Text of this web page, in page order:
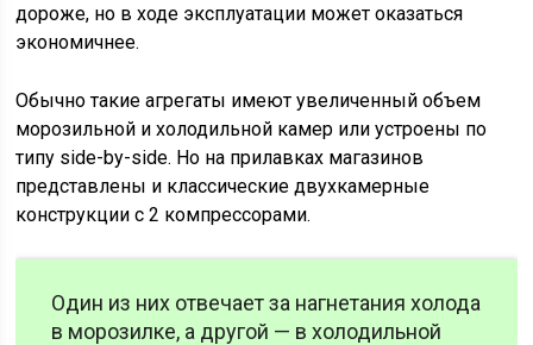
дороже, но в ходе эксплуатации может оказаться
экономичнее.
Обычно такие агрегаты имеют увеличенный объем
морозильной и холодильной камер или устроены по
типу side-by-side. Но на прилавках магазинов
представлены и классические двухкамерные
конструкции с 2 компрессорами.
Один из них отвечает за нагнетания холода
в морозилке, а другой — в холодильной